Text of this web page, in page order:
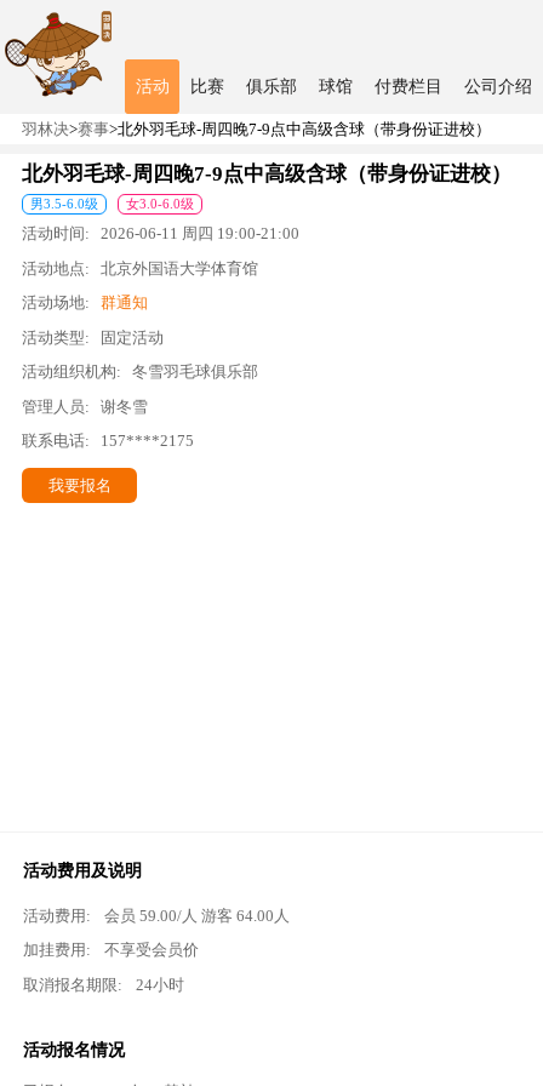
活动 比赛 俱乐部 球馆 付费栏目 公司介绍
羽林决>赛事>北外羽毛球-周四晚7-9点中高级含球（带身份证进校）
北外羽毛球-周四晚7-9点中高级含球（带身份证进校）
男3.5-6.0级 女3.0-6.0级
活动时间: 2026-06-11 周四 19:00-21:00
活动地点:
北京外国语大学体育馆
活动场地:
群通知
活动类型:
固定活动
活动组织机构:
冬雪羽毛球俱乐部
管理人员:
谢冬雪
联系电话:
157****2175
我要报名
活动费用及说明
活动费用: 会员59.00/人 游客64.00 人
加挂费用:
不享受会员价
取消报名期限:
24小时
活动报名情况